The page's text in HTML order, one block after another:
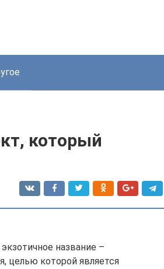
который
название –
целью которой является